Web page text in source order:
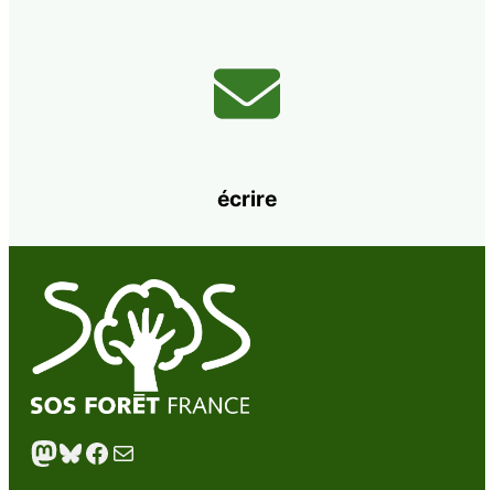
écrire
Mastodon Bluesky Facebook E-mail